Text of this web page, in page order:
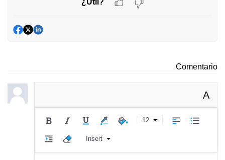
¿Útil?
Comentario
A
12
Insert